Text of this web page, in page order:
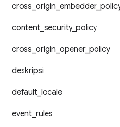
cross origin embedder_
content security_ policy
cross origin opener_ policy
deskripsi
default locale
event rules